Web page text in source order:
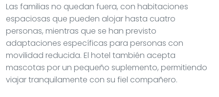
Las familias no quedan fuera, con habitaciones
espaciosas que pueden alojar hasta cuatro
personas, mientras que se han previsto
adaptaciones específicas para personas con
movilidad reducida. El hotel también acepta
mascotas por un pequeño suplemento, permitiendo
viajar tranquilamente con su fiel compañero.